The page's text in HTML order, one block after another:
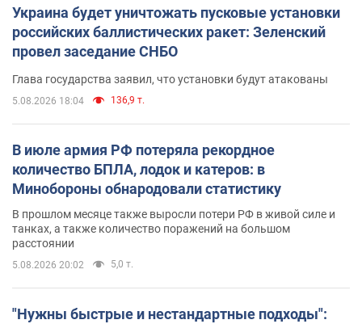
Украина будет уничтожать пусковые установки
российских баллистических ракет: Зеленский
провел заседание СНБО
Глава государства заявил, что установки будут атакованы
5.08.2026 18:04 136,9 т.
В июле армия РФ потеряла рекордное
количество БПЛА, лодок и катеров: в
Минобороны обнародовали статистику
В прошлом месяце также выросли потери РФ в живой силе и
танках, а также количество поражений на большом
расстоянии
5.08.2026 20:02 5,0 т.
"Нужны быстрые и нестандартные подходы":